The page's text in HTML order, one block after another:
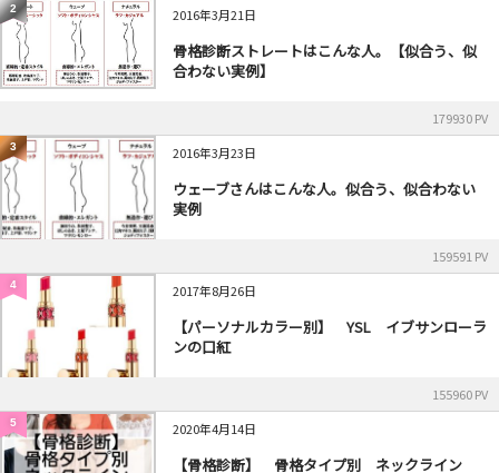
2 2016年3月21日
骨格診断ストレートはこんな人。【似合う、似
合わない実例】
179930 PV
3 2016年3月23日
ウェーブさんはこんな人。似合う、似合わない
実例
159591 PV
4 2017年8月26日
【パーソナルカラー別】 YSL イブサンローラ
ンの口紅
155960 PV
5 2020年4月14日
【骨格診断】 骨格タイプ別 ネックライン